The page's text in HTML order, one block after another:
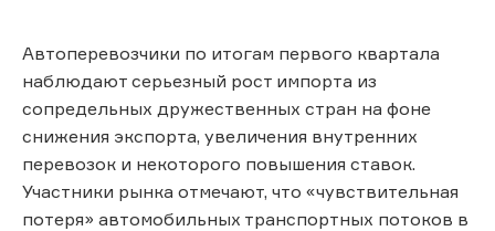
Автоперевозчики по итогам первого квартала
наблюдают серьезный рост импорта из
сопредельных дружественных стран на фоне
снижения экспорта, увеличения внутренних
перевозок и некоторого повышения ставок.
Участники рынка отмечают, что «чувствительная
потеря» автомобильных транспортных потоков в